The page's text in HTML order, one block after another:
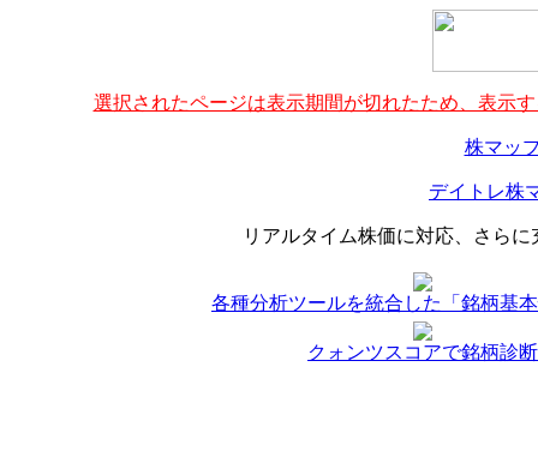
選択されたページは表示期間が切れたため、表示
株マッ
デイトレ株
リアルタイム株価に対応、さら
各種分析ツールを統合した「銘柄基
クォンツスコアで銘柄診断